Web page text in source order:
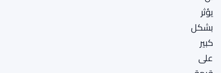
يؤثر
بشكل
كبير
على